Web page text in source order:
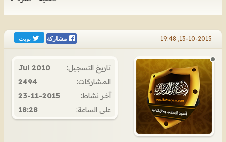
13-10-2015, 19:48 مشاركة تويت
تاريخ التسجيل:
Jul 2010
المشاركات:
2494
آخر نشاط:
23-11-2015
على الساعة:
18:28